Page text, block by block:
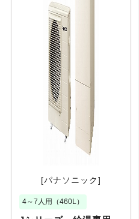
[パナソニック]
4～7人用（460L）